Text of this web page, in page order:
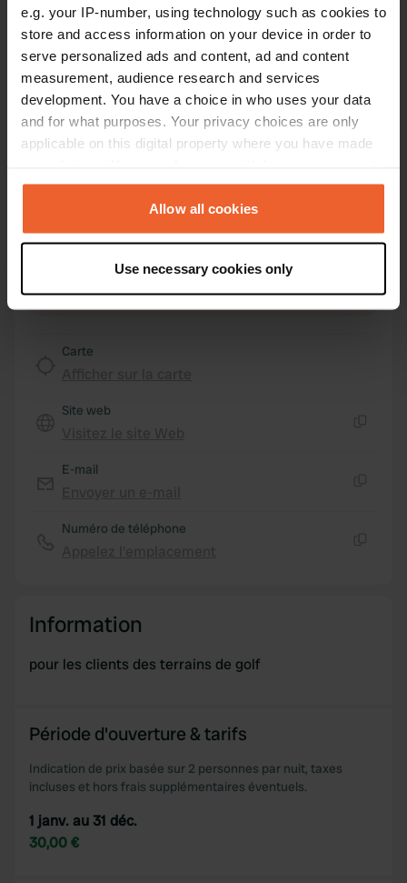
e.g. your IP-number, using technology such as cookies to
store and access information on your device in order to
serve personalized ads and content, ad and content
measurement, audience research and services
development. You have a choice in who uses your data
and for what purposes. Your privacy choices are only
applicable on this digital property where you have made
any time from the Cookie Declaration or by clicking on
the Privacy trigger icon.
Collect information about your geographical location
which can be accurate to within several meters
We also share information about your use of our site with
may combine it with other information that you’ve
Allow all cookies
Use necessary cookies only
Emplacement
Westerhart 1B
87740, Buxheim, Allemagne
Coordonnées
47° 57' 58" N 10° 7' 10" E
47.96624212 10.11934236
159405
pour toutes les coordonnées PRO+
Carte
Site web
E-mail
Numéro de téléphone
Information
pour les clients des terrains de golf
Période d'ouverture & tarifs
Indication de prix basée sur 2 personnes par nuit, taxes
incluses et hors frais supplémentaires éventuels.
1 janv. au 31 déc.
30,00 €